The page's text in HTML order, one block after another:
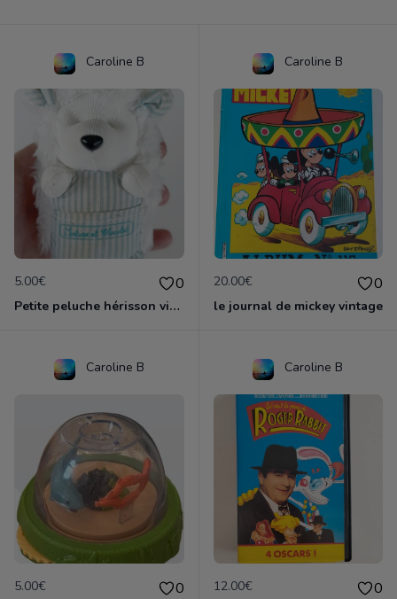
Caroline B
5.00€ 0
Petite peluche hérisson vintage tartine et chocolat
Caroline B
20.00€ 0
le journal de mickey vintage
Caroline B
5.00€ 0
Caroline B
12.00€ 0